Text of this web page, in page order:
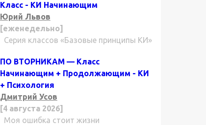
Класс - КИ Начинающим
Юрий Львов
[еженедельно]
Серия классов «Базовые принципы КИ»
ПО ВТОРНИКАМ — Класс
Начинающим + Продолжающим - КИ
+ Психология
Дмитрий Усов
[4 августа 2026]
Моя ошибка стоит жизни